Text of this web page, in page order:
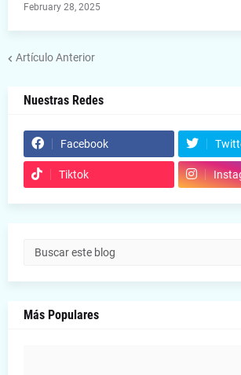
February 28, 2025
Artículo Anterior
Nuestras Redes
Facebook
Tiktok
Más Populares